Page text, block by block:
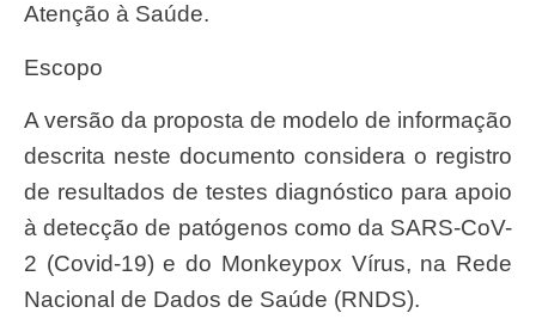
Atenção à Saúde.
Escopo
A versão da proposta de modelo de informação
descrita neste documento considera o registro
de resultados de testes diagnóstico para apoio
à detecção de patógenos como da SARS-CoV-
2 (Covid-19) e do Monkeypox Vírus, na Rede
Nacional de Dados de Saúde (RNDS).